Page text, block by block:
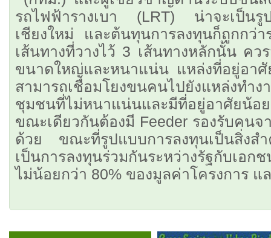
รถไฟฟ้ารางเบา (LRT) น่าจะเป็นรูป
เชียงใหม่ และต้นทุนการลงทุนก็ถูกกว่า
เส้นทางที่วางไว้ 3 เส้นทางหลักนั้น คว
ขนาดใหญ่และหนาแน่น แหล่งที่อยู่อาศั
สามารถเชื่อมโยงขนคนไปยังแหล่งทำ
ชุมชนที่ไม่หนาแน่นและมีที่อยู่อาศัยน้อ
ขณะเดียวกันต้องมี Feeder รองรับคนจ
ด้วย ขณะที่รูปแบบการลงทุนเป็นสิ่ง
เป็นการลงทุนร่วมกันระหว่างรัฐกับเอก
ไม่น้อยกว่า 80% ของมูลค่าโครงการ แ